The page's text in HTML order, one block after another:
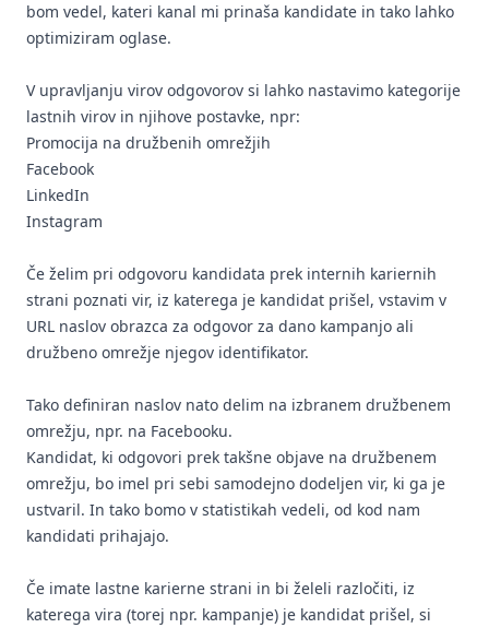
bom vedel, kateri kanal mi prinaša kandidate in tako lahko
optimiziram oglase.
V upravljanju virov odgovorov si lahko nastavimo kategorije
lastnih virov in njihove postavke, npr:
Promocija na družbenih omrežjih
Facebook
LinkedIn
Instagram
Če želim pri odgovoru kandidata prek internih kariernih
strani poznati vir, iz katerega je kandidat prišel, vstavim v
URL naslov obrazca za odgovor za dano kampanjo ali
družbeno omrežje njegov identifikator.
Tako definiran naslov nato delim na izbranem družbenem
omrežju, npr. na Facebooku.
Kandidat, ki odgovori prek takšne objave na družbenem
omrežju, bo imel pri sebi samodejno dodeljen vir, ki ga je
ustvaril. In tako bomo v statistikah vedeli, od kod nam
kandidati prihajajo.
Če imate lastne karierne strani in bi želeli razločiti, iz
katerega vira (torej npr. kampanje) je kandidat prišel, si